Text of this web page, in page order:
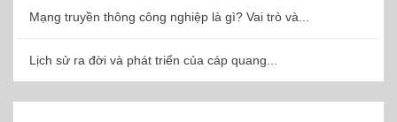
Mạng truyền thông công nghiệp là gì? Vai trò và...
Lịch sử ra đời và phát triển của cáp quang...